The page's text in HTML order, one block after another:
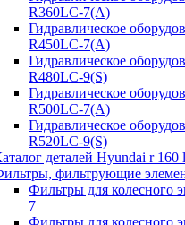
R360LC-7(A)
Гидравлическое
R450LC-7(A)
Гидравлическое
R480LC-9(S)
Гидравлическое
R500LC-7(A)
Гидравлическое
R520LC-9(S)
деталей Hyundai r 160
фильтрующие
Фильтры для колесного
7
Фильтры для колесного